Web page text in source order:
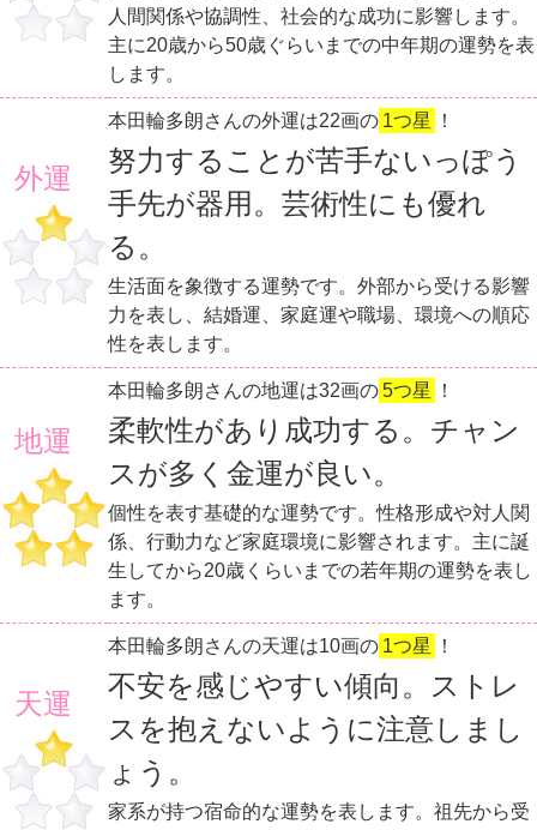
人間関係や協調性、社会的な成功に影響します。
主に20歳から50歳ぐらいまでの中年期の運勢を表
します。
外運
本田輪多朗さんの外運は22画の 1つ星 ！
努力することが苦手ないっぽう
手先が器用。芸術性にも優れ
る。
生活面を象徴する運勢です。外部から受ける影響
力を表し、結婚運、家庭運や職場、環境への順応
性を表します。
地運
本田輪多朗さんの地運は32画の5つ星 ！
柔軟性があり成功する。チャン
スが多く金運が良い。
個性を表す基礎的な運勢です。性格形成や対人関
係、行動力など家庭環境に影響されます。主に誕
生してから20歳くらいまでの若年期の運勢を表し
ます。
天運
本田輪多朗さんの天運は10画の 1つ星 ！
不安を感じやすい傾向。ストレ
スを抱えないように注意しまし
ょう。
家系が持つ宿命的な運勢を表します。祖先から受